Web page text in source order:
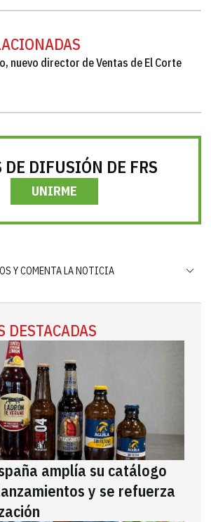
nuevo director de Ventas de El Corte
DE DIFUSIÓN DE FRS
UNIRME
Y COMENTA LA NOTICIA
DESTACADAS
amplía su catálogo
y se refuerza